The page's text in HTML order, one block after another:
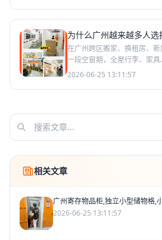
为什么广州越来越多人选
在广州跨区搬家、换租房、
一段空窗期，全屋行李、家
人分不清搬家时哪些适合临时
2026-06-25 13:11:57
相关文章
广州寄存物品柜,独立小型储物格,
2026-06-25 13:11:57